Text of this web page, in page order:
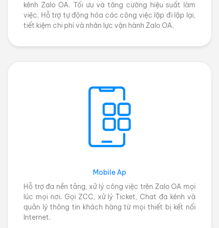
kênh Zalo OA. Tối ưu và tăng cường hiệu suất làm
việc. Hỗ trợ tự động hóa các công việc lặp đi lặp lại,
tiết kiệm chi phí và nhân lực vận hành Zalo OA.
Mobile Ap
Hỗ trợ đa nền tảng, xử lý công việc trên Zalo OA mọi
lúc mọi nơi. Gọi ZCC, xử lý Ticket, Chat đa kênh và
quản lý thông tin khách hàng từ mọi thiết bị kết nối
Internet.